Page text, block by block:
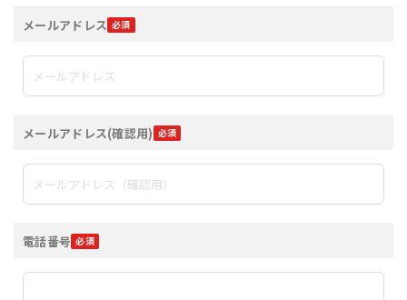
メールアドレス
メールアドレス(確認用)
電話番号